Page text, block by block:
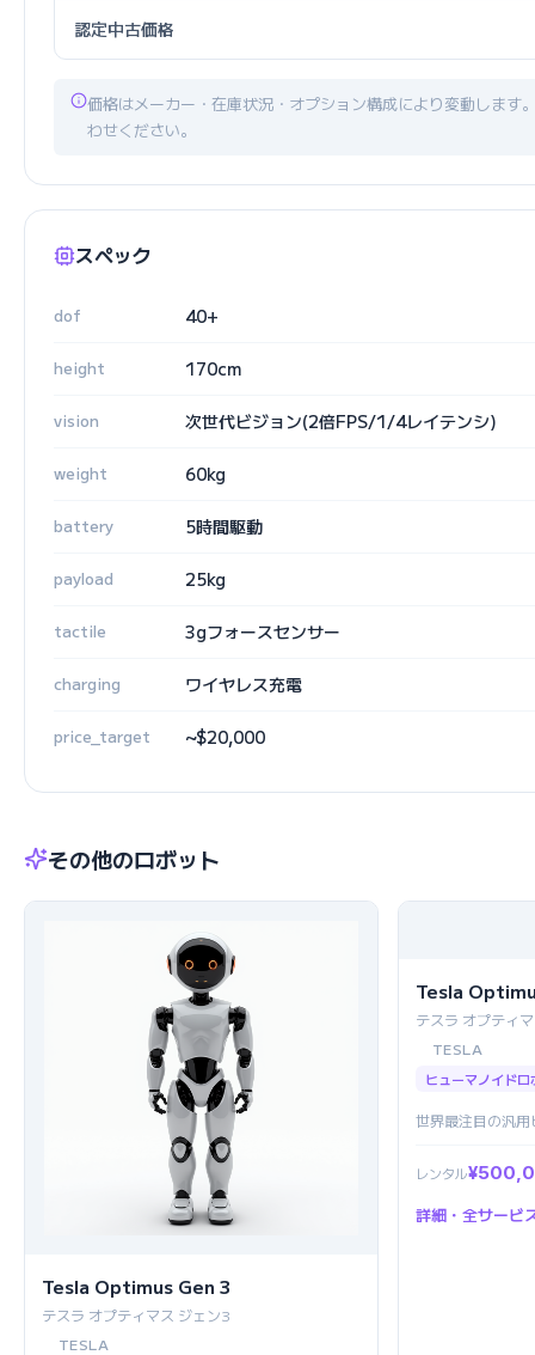
認定中古価格
価格はメーカー・在庫状況・オプション構成により変動します
わせください。
スペック
dof 40+
height 170cm
vision 次世代ビジョン(2倍FPS/1/4レイテンシ)
weight 60kg
battery 5時間駆動
payload 25kg
tactile 3gフォースセンサー
charging ワイヤレス充電
price_target ~$20,000
その他のロボット
Tesla Optimus Gen 3
テスラ オプティマス ジェン3
TESLA
Tesla
テスラ オプティ
TESLA
ヒューマノイドロ
世界最注目の汎
レンタル
詳細・全サービ